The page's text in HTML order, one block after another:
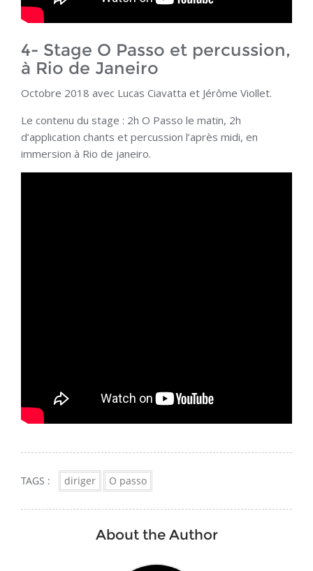
4- Stage O Passo et percussion,
à Rio de Janeiro
Octobre 2018 avec Lucas Ciavatta et Jérôme Viollet.
Le contenu du stage : 2h O Passo le matin, 2h
d’application chants et percussion l’après midi, en
immersion à Rio de janeiro.
TAGS : diriger O passo
About the Author